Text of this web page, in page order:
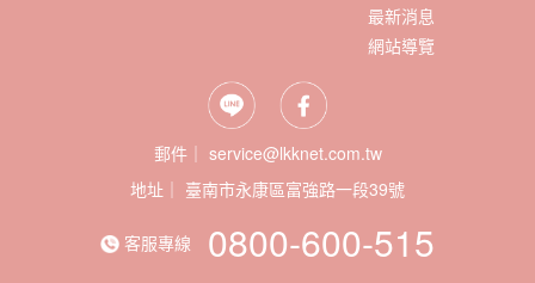
最新消息
網站導覽
郵件｜ service@lkknet.com.tw
地址｜
客服專線 0800-600-515